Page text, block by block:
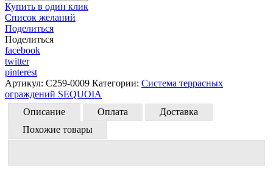
Купить в один клик
Список желаний
Поделиться
Поделиться
facebook
twitter
pinterest
Артикул: C259-0009 Категории: Система террасных
ограждений SEQUOIA
Описание
Оплата
Доставка
Похожие товары